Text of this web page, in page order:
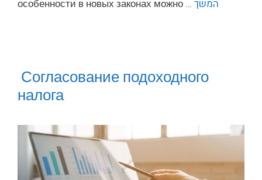
особенности в новых законах можно … המשך
Согласование подоходного
налога